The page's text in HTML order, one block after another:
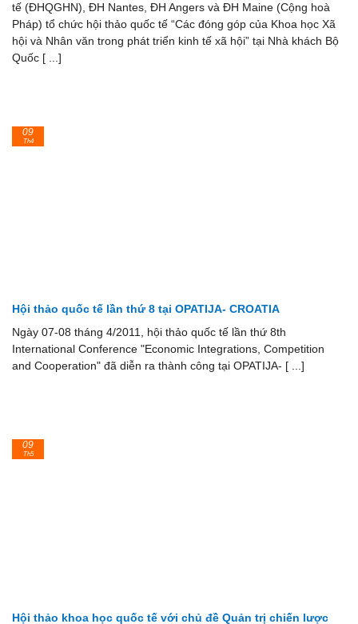
tế (ĐHQGHN), ĐH Nantes, ĐH Angers và ĐH Maine (Cộng hoà
Pháp) tổ chức hội thảo quốc tế “Các đóng góp của Khoa học Xã
hội và Nhân văn trong phát triển kinh tế xã hội” tại Nhà khách Bộ
Quốc [ ...]
Hội thảo quốc tế lần thứ 8 tại OPATIJA- CROATIA
Ngày 07-08 tháng 4/2011, hội thảo quốc tế lần thứ 8th
International Conference "Economic Integrations, Competition
and Cooperation" đã diễn ra thành công tại OPATIJA- [ ...]
09
Th4
Hội thảo khoa học quốc tế với chủ đề Quản trị chiến lược
09
Th5